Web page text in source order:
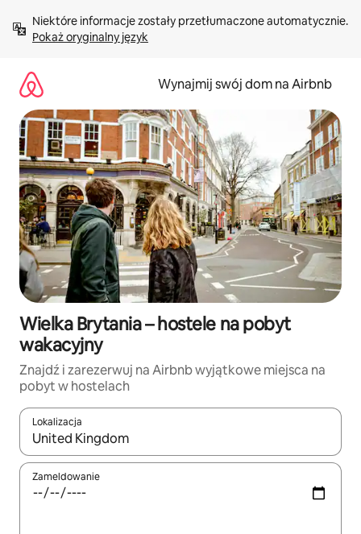
treści Pokaż oryginalny język
Wynajmij swój dom na Airbnb
Wielka Brytania – hostele na pobyt
wakacyjny
Znajdź i zarezerwuj na Airbnb wyjątkowe miejsca na
pobyt w hostelach
Lokalizacja
Gdy wyniki będą dostępne, możesz poruszać się po nich za
Zameldowanie